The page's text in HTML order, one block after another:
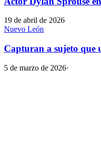
19 de abril de 2026
Nuevo León
Capturan a sujeto que
5 de marzo de 2026·